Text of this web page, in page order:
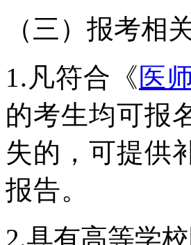
（三）报考相
1. 凡符合《 医
的考生均可报
失的 ，可提供
报告。
2.具有高等学